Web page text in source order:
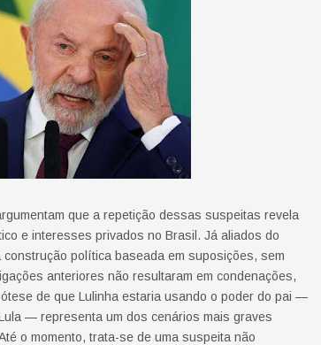
que a repetição dessas suspeitas revela
e interesses privados no Brasil. Já aliados do
política baseada em suposições, sem
anteriores não resultaram em condenações,
de que Lulinha estaria usando o poder do pai —
— representa um dos cenários mais graves
o momento, trata-se de uma suspeita não